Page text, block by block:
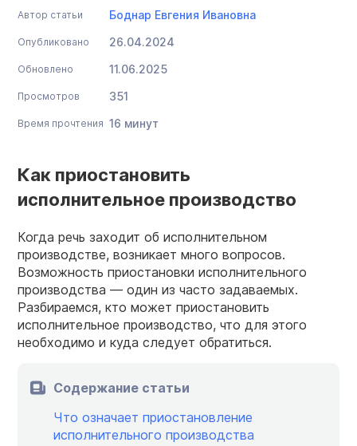
Автор статьи Боднар Евгения Ивановна
Опубликовано 26.04.2024
Обновлено 11.06.2025
Просмотров 351
Время прочтения 16 минут
Как приостановить
исполнительное производство
Когда речь заходит об исполнительном
производстве, возникает много вопросов.
Возможность приостановки исполнительного
производства — один из часто задаваемых.
Разбираемся, кто может приостановить
исполнительное производство, что для этого
необходимо и куда следует обратиться.
Содержание статьи
Что означает приостановление
исполнительного производства